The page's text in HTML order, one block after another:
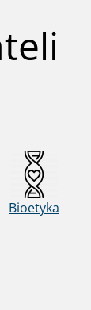
Bioetyka